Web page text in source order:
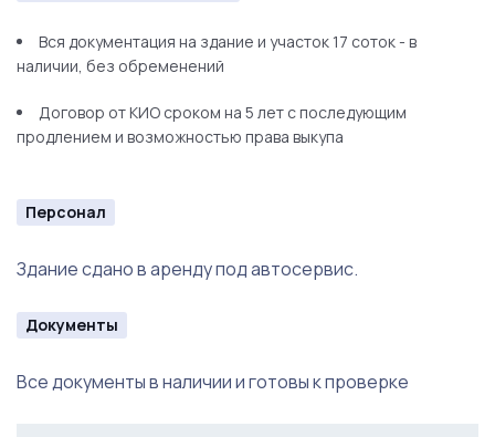
Вся документация на здание и участок 17 соток - в
наличии, без обременений
Договор от КИО сроком на 5 лет с последующим
продлением и возможностью права выкупа
Персонал
Здание сдано в аренду под автосервис.
Документы
Все документы в наличии и готовы к проверке